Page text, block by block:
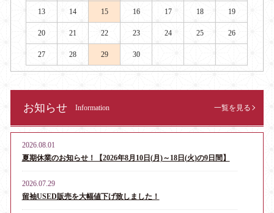
13 14 15 16 17 18 19
20 21 22 23 24 25 26
27 28 29 30
お知らせ Information 一覧を見る
2026.08.01
夏期休業のお知らせ！【2026年8月10日(月)～18日(火)の9日間】
2026.07.29
留袖USED販売を大幅値下げ致しました！